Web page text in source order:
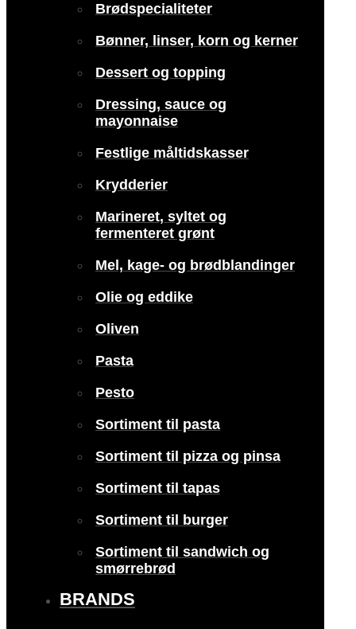
Brødspecialiteter
Bønner, linser, korn og kerner
Dessert og topping
Dressing, sauce og
mayonnaise
Festlige måltidskasser
Krydderier
Marineret, syltet og
fermenteret grønt
Mel, kage- og brødblandinger
Olie og eddike
Oliven
Pasta
Pesto
Sortiment til pasta
Sortiment til pizza og pinsa
Sortiment til tapas
Sortiment til burger
Sortiment til sandwich og
smørrebrød
BRANDS